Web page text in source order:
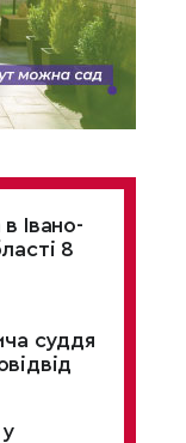
Івано-
8
суддя